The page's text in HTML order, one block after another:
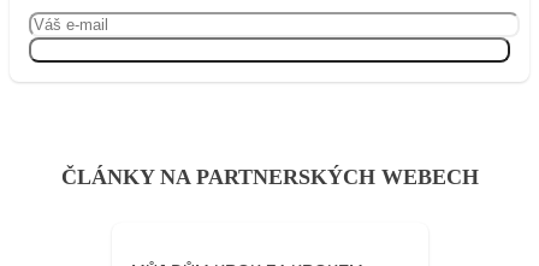
ČLÁNKY NA PARTNERSKÝCH WEBECH